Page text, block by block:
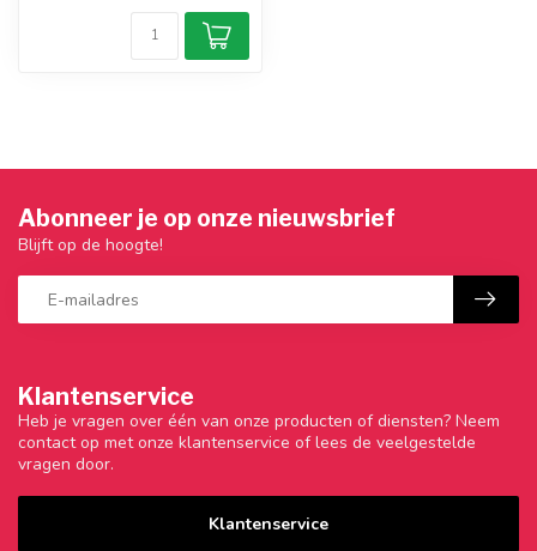
Klantenservice
Heb je vragen over één van onze producten of diensten? Neem
contact op met onze klantenservice of lees de veelgestelde
vragen door.
Klantenservice
Abonneer je op onze nieuwsbrief
Blijft op de hoogte!